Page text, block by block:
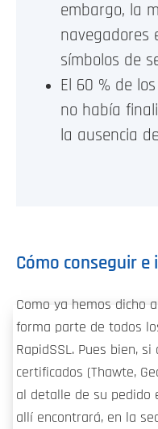
embargo, la
navegadores
símbolos de
El 60 % de
no había
la ausencia
Cómo conseguir e
Como ya hemos dicho
forma parte de todos
RapidSSL. Pues bien,
certificados (Thawte,
al detalle de su pedido
allí encontrará, en la